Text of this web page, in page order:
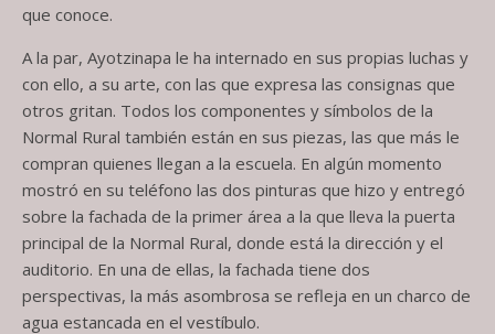
que conoce.
A la par, Ayotzinapa le ha internado en sus propias luchas y
con ello, a su arte, con las que expresa las consignas que
otros gritan. Todos los componentes y símbolos de la
Normal Rural también están en sus piezas, las que más le
compran quienes llegan a la escuela. En algún momento
mostró en su teléfono las dos pinturas que hizo y entregó
sobre la fachada de la primer área a la que lleva la puerta
principal de la Normal Rural, donde está la dirección y el
auditorio. En una de ellas, la fachada tiene dos
perspectivas, la más asombrosa se refleja en un charco de
agua estancada en el vestíbulo.